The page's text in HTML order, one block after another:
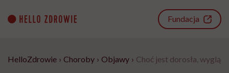
content
Fundacja
HelloZdrowie › Choroby › Objawy › Choć jest dorosła,